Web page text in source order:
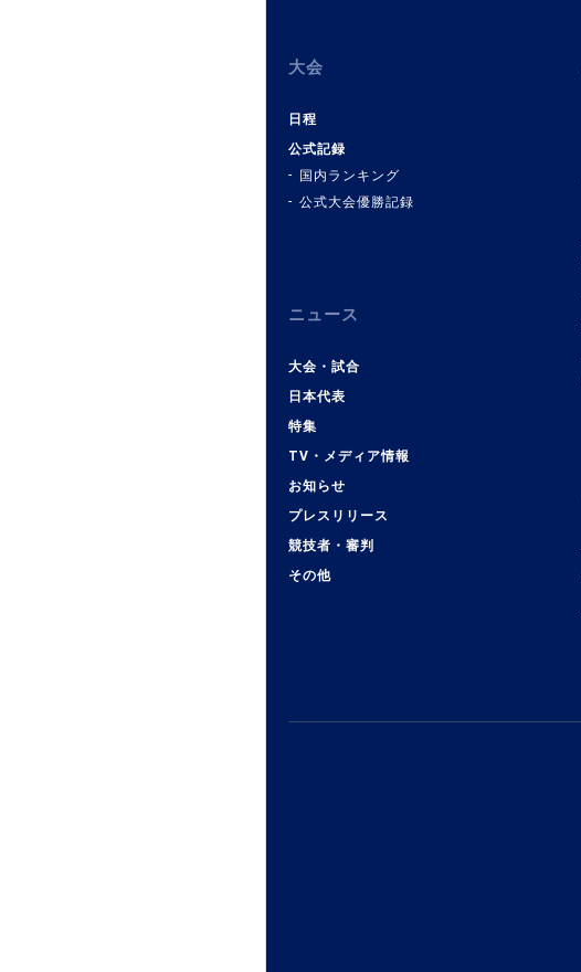
大会
日程
公式記録
国内ランキング
公式大会優勝記録
ニュース
大会・試合
日本代表
特集
TV・メディア情報
お知らせ
プレスリリース
競技者・審判
その他